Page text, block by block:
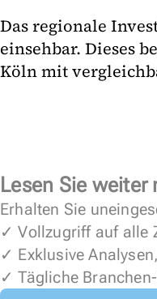
Das regionale
einsehbar. Dieses
Köln mit
Lesen Sie weiter
Erhalten Sie
✓ Vollzugriff auf alle
✓ Exklusive
✓ Tägliche